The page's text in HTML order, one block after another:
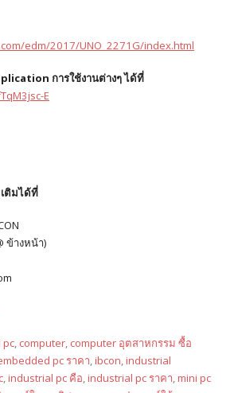
edm/2017/UNO_2271G/index.html
การใช้งานต่างๆ ได้ที่
E
ติมได้ที่
ข้างหน้า)
pc, computer, computer อุตสาหกรรม ซื้อ
pc ราคา,ibcon,industrial
,industrial pc คือ,industrial pc ราคา,mini pc